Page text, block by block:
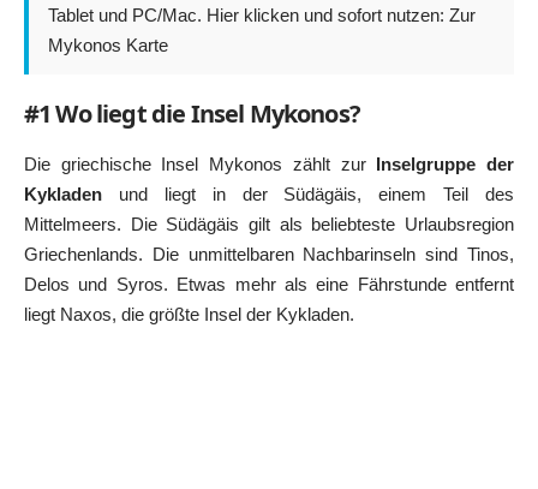
Tablet und PC/Mac. Hier klicken und sofort nutzen: Zur
Mykonos Karte
#1 Wo liegt die Insel Mykonos?
Die griechische Insel Mykonos zählt zur Inselgruppe der
Kykladen und liegt in der Südägäis, einem Teil des
Mittelmeers. Die Südägäis gilt als beliebteste Urlaubsregion
Griechenlands. Die unmittelbaren Nachbarinseln sind Tinos,
Delos und Syros. Etwas mehr als eine Fährstunde entfernt
liegt Naxos, die größte Insel der Kykladen.